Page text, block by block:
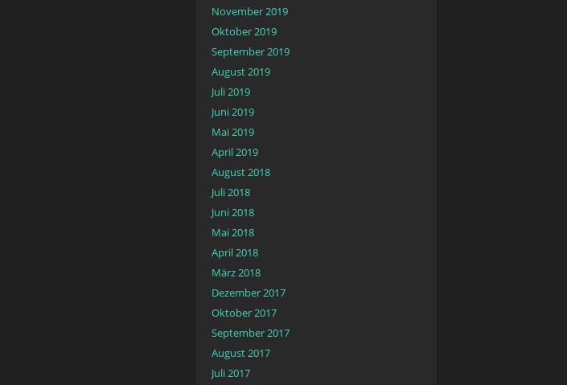
November 2019
Oktober 2019
September 2019
August 2019
Juli 2019
Juni 2019
Mai 2019
April 2019
August 2018
Juli 2018
Juni 2018
Mai 2018
April 2018
März 2018
Dezember 2017
Oktober 2017
September 2017
August 2017
Juli 2017